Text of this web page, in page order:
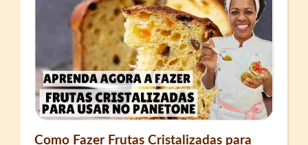
Como Fazer Frutas Cristalizadas para